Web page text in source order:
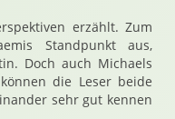
erzählt. Zum
Standpunkt aus,
Doch auch Michaels
die Leser beide
sehr gut kennen